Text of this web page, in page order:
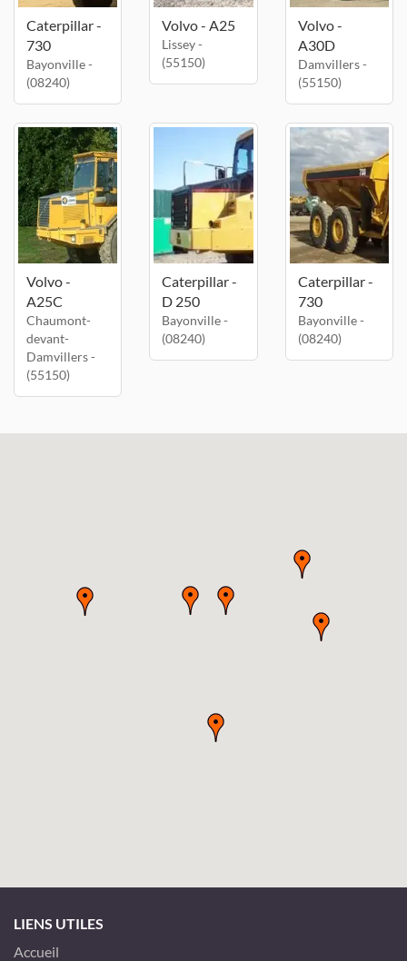
Caterpillar -
730
Bayonville -
(08240)
Volvo - A25
Lissey -
(55150)
Volvo -
A30D
Damvillers -
(55150)
Volvo -
A25C
Chaumont-
devant-
Damvillers -
(55150)
Caterpillar -
D 250
Bayonville -
(08240)
Caterpillar -
730
Bayonville -
(08240)
LIENS UTILES
Accueil